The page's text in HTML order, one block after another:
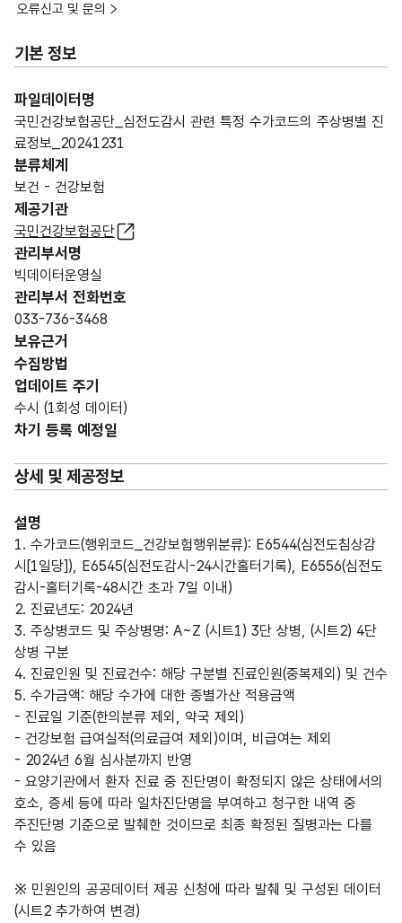
오류신고 및 문의
기본 정보
파일데이터명
국민건강보험공단_심전도감시 관련 특정 수가코드의 주상병별 진
료정보_20241231
분류체계
보건 - 건강보험
제공기관
국민건강보험공단
관리부서명
빅데이터운영실
관리부서 전화번호
033-736-3468
보유근거
수집방법
업데이트 주기
수시 (1회성 데이터)
차기 등록 예정일
상세 및 제공정보
설명
1. 수가코드(행위코드_건강보험행위분류): E6544(심전도침상감
시[1일당]), E6545(심전도감시-24시간홀터기록), E6556(심전도
감시-홀터기록-48시간 초과 7일 이내)
2. 진료년도: 2024년
3. 주상병코드 및 주상병명: A~Z (시트1) 3단 상병, (시트2) 4단
상병 구분
4. 진료인원 및 진료건수: 해당 구분별 진료인원(중복제외) 및 건수
5. 수가금액: 해당 수가에 대한 종별가산 적용금액
- 진료일 기준(한의분류 제외, 약국 제외)
- 건강보험 급여실적(의료급여 제외)이며, 비급여는 제외
- 2024년 6월 심사분까지 반영
- 요양기관에서 환자 진료 중 진단명이 확정되지 않은 상태에서의
호소, 증세 등에 따라 일차진단명을 부여하고 청구한 내역 중
주진단명 기준으로 발췌한 것이므로 최종 확정된 질병과는 다를
수 있음
※ 민원인의 공공데이터 제공 신청에 따라 발췌 및 구성된 데이터
(시트2 추가하여 변경)